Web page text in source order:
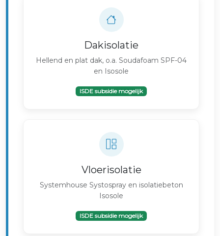
Dakisolatie
Hellend en plat dak, o.a. Soudafoam SPF-04
en Isosole
ISDE subsidie mogelijk
Vloerisolatie
Systemhouse Systospray en isolatiebeton
Isosole
ISDE subsidie mogelijk